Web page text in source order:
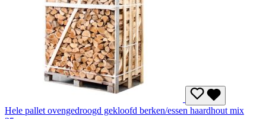
Hele pallet ovengedroogd gekloofd berken/essen haardhout mix